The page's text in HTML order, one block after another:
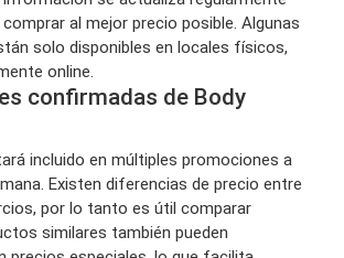
al mejor precio posible. Algunas
solo disponibles en locales físicos,
online.
confirmadas de Body
incluido en múltiples promociones a
Existen diferencias de precio entre
por lo tanto es útil comparar
similares también pueden